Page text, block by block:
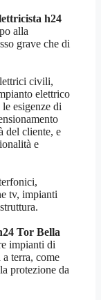
h24
alla
grave che di
civili,
elettrico
esigenze di
del cliente, e
e
tv, impianti
Tor Bella
impianti di
terra, come
protezione da